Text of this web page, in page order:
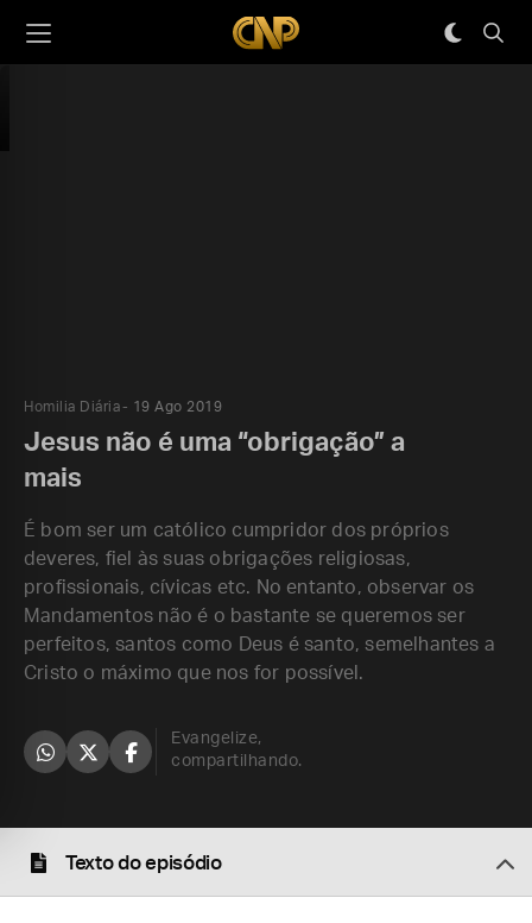
Homilia Diária 19 Ago 2019
Jesus não é uma “obrigação” a
mais
É bom ser um católico cumpridor dos próprios
deveres, fiel às suas obrigações religiosas,
profissionais, cívicas etc. No entanto, observar os
Mandamentos não é o bastante se queremos ser
perfeitos, santos como Deus é santo, semelhantes a
Cristo o máximo que nos for possível.
Evangelize,
compartilhando.
Texto do episódio